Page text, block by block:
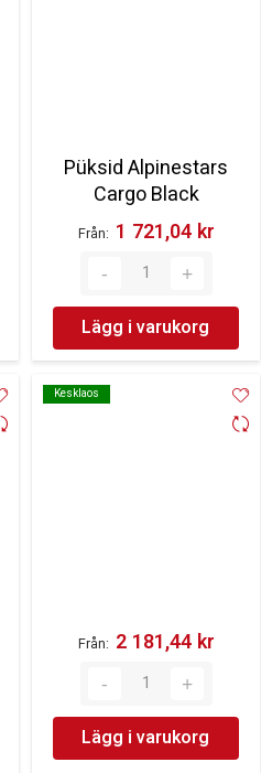
Püksid Alpinestars
Cargo Black
Från 1 721,04 kr‎
Lägg i varukorg
Kesklaos
Kesklaos
Från 2 181,44 kr‎
Lägg i varukorg